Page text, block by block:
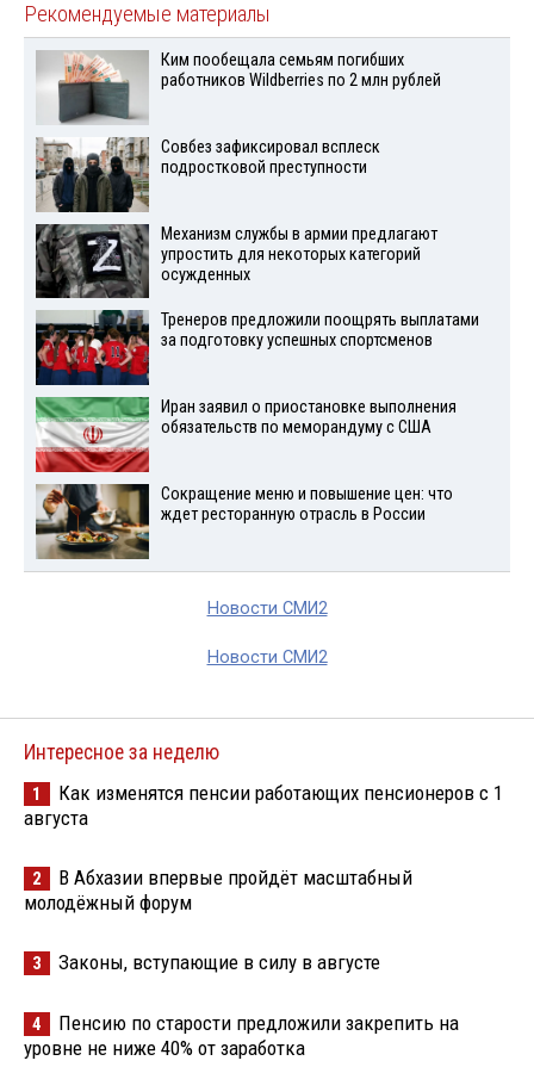
Рекомендуемые материалы
Ким пообещала семьям погибших
работников Wildberries по 2 млн рублей
Совбез зафиксировал всплеск
подростковой преступности
Механизм службы в армии предлагают
упростить для некоторых категорий
осужденных
Тренеров предложили поощрять выплатами
за подготовку успешных спортсменов
Иран заявил о приостановке выполнения
обязательств по меморандуму с США
Сокращение меню и повышение цен: что
ждет ресторанную отрасль в России
Новости СМИ2
Новости СМИ2
Интересное за неделю
1
Как изменятся пенсии работающих пенсионеров с 1
августа
2
В Абхазии впервые пройдёт масштабный
молодёжный форум
3 Законы, вступающие в силу в августе
4
Пенсию по старости предложили закрепить на
уровне не ниже 40% от заработка